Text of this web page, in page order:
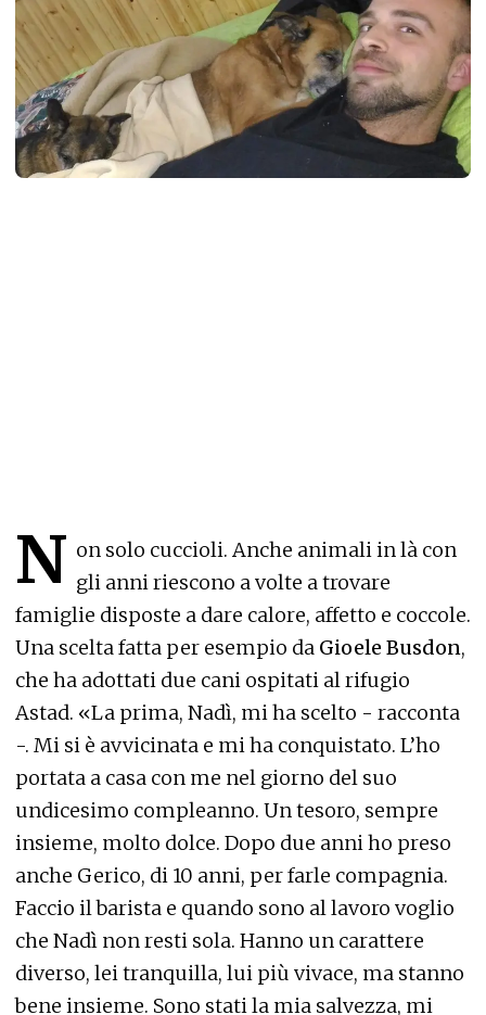
N on solo cuccioli. Anche animali in là con
gli anni riescono a volte a trovare
famiglie disposte a dare calore, affetto e coccole.
Una scelta fatta per esempio da Gioele Busdon,
che ha adottati due cani ospitati al rifugio
Astad. «La prima, Nadì, mi ha scelto - racconta
-. Mi si è avvicinata e mi ha conquistato. L’ho
portata a casa con me nel giorno del suo
undicesimo compleanno. Un tesoro, sempre
insieme, molto dolce. Dopo due anni ho preso
anche Gerico, di 10 anni, per farle compagnia.
Faccio il barista e quando sono al lavoro voglio
che Nadì non resti sola. Hanno un carattere
diverso, lei tranquilla, lui più vivace, ma stanno
bene insieme. Sono stati la mia salvezza, mi